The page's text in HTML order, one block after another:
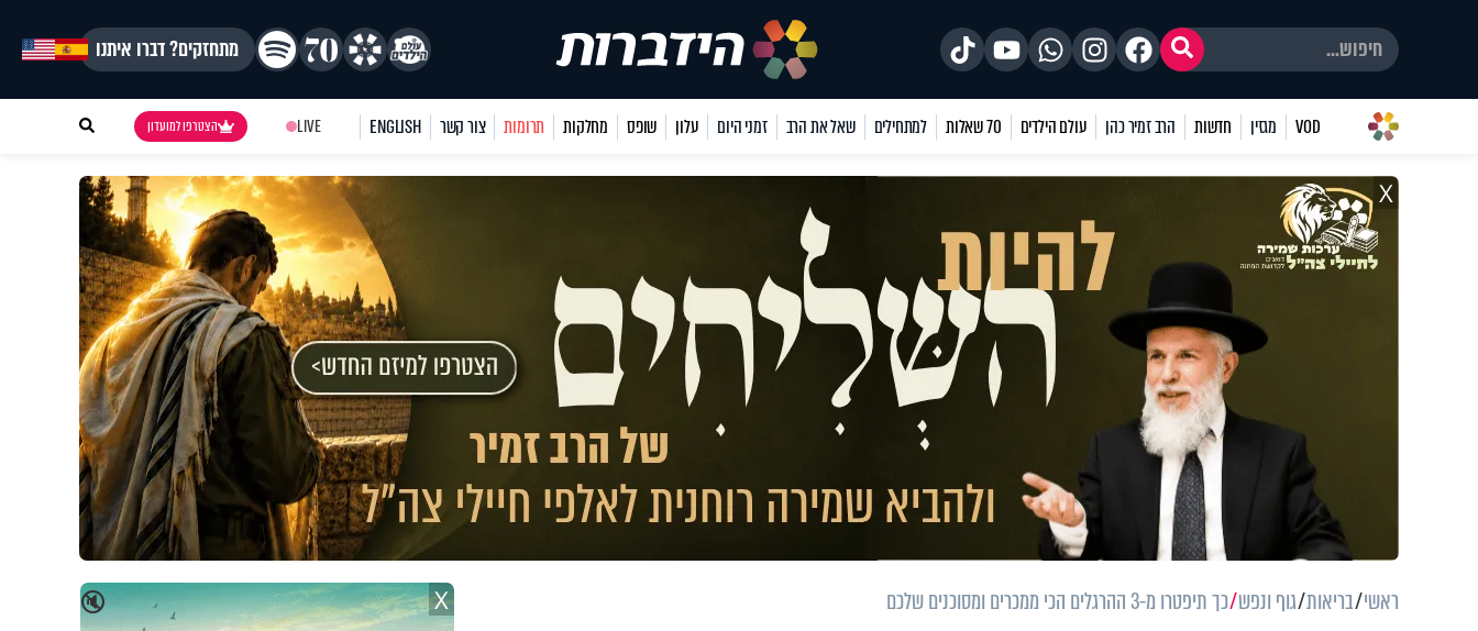
מתחזקים? דברו איתנו
VOD מגזין חדשות הרב זמיר כהן עולם הילדים 70 שאלות למתחילים שאל את הרב זמני היום עלון שופס מחלקות תרומות צור קשר ENGLISH
LIVE הצטרפו למועדון
X
ראשי בריאות גוף ונפש כך תיפטרו מ-3 ההרגלים הכי ממכרים ומסוכנים שלכם 🔇 X